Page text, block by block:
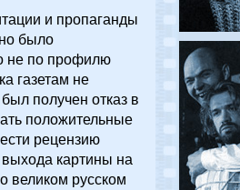
и пропаганды
было
не по профилю
газетам не
получен отказ в
положительные
рецензию
картины на
великом русском